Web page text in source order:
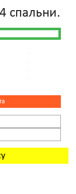
спальни.